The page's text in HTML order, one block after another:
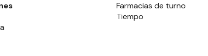
Farmacias de turno
Tiempo